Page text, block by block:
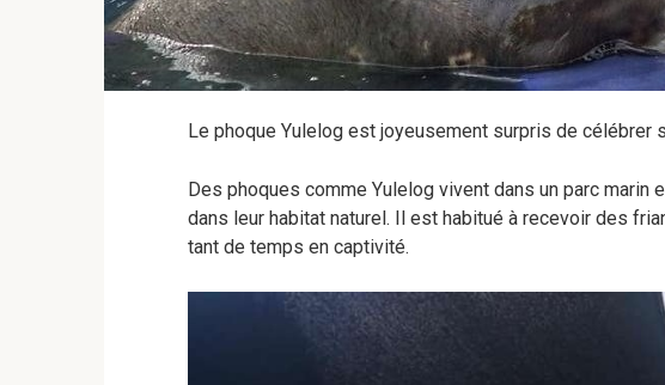
Le phoque Yulelog est joyeusement surpris de célébrer
Des phoques comme Yulelog vivent dans un parc marin
dans leur habitat naturel. Il est habitué à recevoir des
tant de temps en captivité.